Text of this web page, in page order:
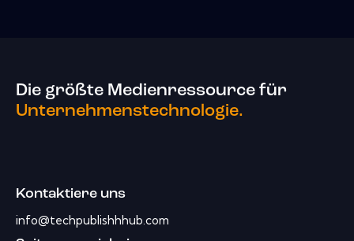
Die größte Medienressource für
Unternehmenstechnologie.
Kontaktiere uns
info@techpublishhhub.com